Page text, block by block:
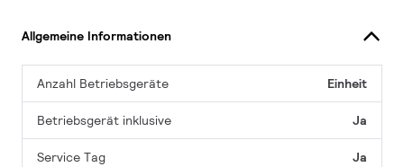
Allgemeine Informationen
Anzahl Betriebsgeräte Einheit
Betriebsgerät inklusive Ja
Service Tag Ja